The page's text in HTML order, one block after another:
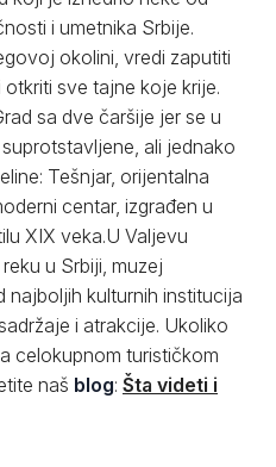
i umetnika Srbije.
okolini, vredi zaputiti
sve tajne koje krije.
sa dve čaršije jer se u
ali jednako
Tešnjar, orijentalna
centar, izgrađen u
XIX veka.U Valjevu
u Srbiji, muzej
najboljih kulturnih institucija
i atrakcije. Ukoliko
celokupnom turističkom
naš blog: Šta videti i